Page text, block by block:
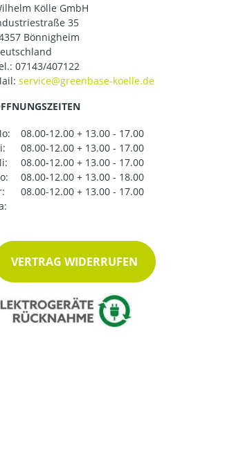
Kölle GmbH
35
Bönnigheim
07143/407122
08.00-12.00 + 13.00 - 17.00
08.00-12.00 + 13.00 - 17.00
08.00-12.00 + 13.00 - 17.00
08.00-12.00 + 13.00 - 18.00
08.00-12.00 + 13.00 - 17.00
VERTRAG WIDERRUFEN